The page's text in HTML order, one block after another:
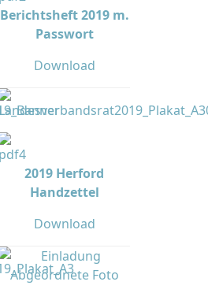
Berichtsheft 2019 m.
Passwort
Download
2019 Herford
Handzettel
Download